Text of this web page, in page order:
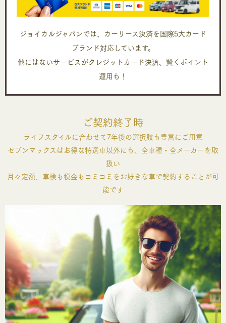
ジョイカルジャパンでは、カーリース決済を国際5大カード
ブランド対応しています。
他にはないサービスがクレジットカード決済、賢くポイント
運用も！
ご契約終了時
ライフスタイルに合わせて7年後の選択肢も豊富にご用意
セブンマックスはお得な特選車以外にも、全車種・全メーカーを取
扱い
月々定額、車検も税金もコミコミをお好きな車で契約することが可
能です